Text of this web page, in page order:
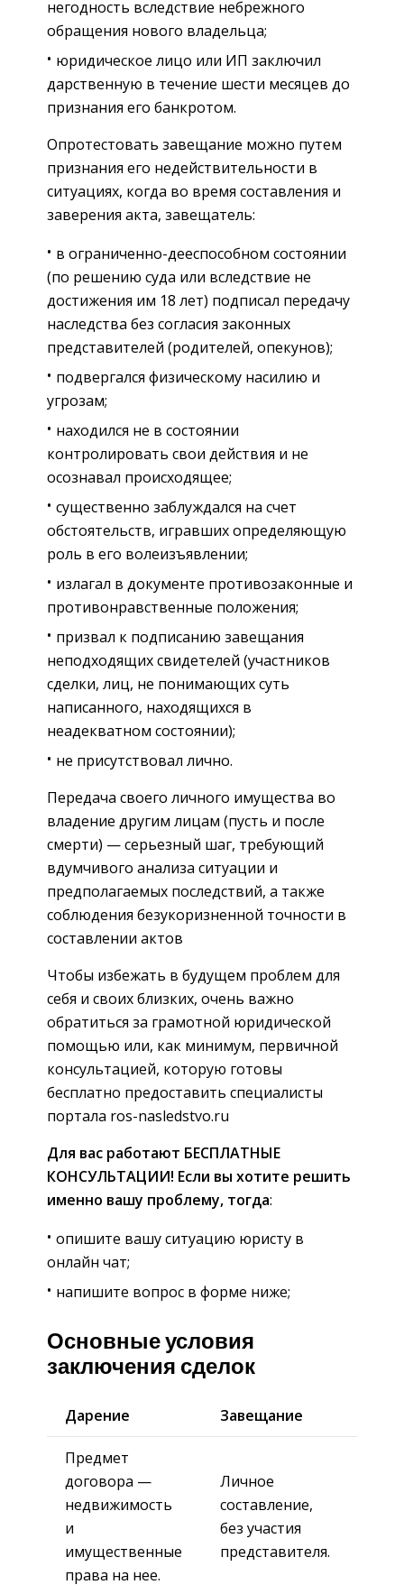
негодность вследствие небрежного
обращения нового владельца;
юридическое лицо или ИП заключил
дарственную в течение шести месяцев до
признания его банкротом.
Опротестовать завещание можно путем
признания его недействительности в
ситуациях, когда во время составления и
заверения акта, завещатель:
в ограниченно-дееспособном состоянии
(по решению суда или вследствие не
достижения им 18 лет) подписал передачу
наследства без согласия законных
представителей (родителей, опекунов);
подвергался физическому насилию и
угрозам;
находился не в состоянии
контролировать свои действия и не
осознавал происходящее;
существенно заблуждался на счет
обстоятельств, игравших определяющую
роль в его волеизъявлении;
излагал в документе противозаконные и
противонравственные положения;
призвал к подписанию завещания
неподходящих свидетелей (участников
сделки, лиц, не понимающих суть
написанного, находящихся в
неадекватном состоянии);
не присутствовал лично.
Передача своего личного имущества во
владение другим лицам (пусть и после
смерти) — серьезный шаг, требующий
вдумчивого анализа ситуации и
предполагаемых последствий, а также
соблюдения безукоризненной точности в
составлении актов
Чтобы избежать в будущем проблем для
себя и своих близких, очень важно
обратиться за грамотной юридической
помощью или, как минимум, первичной
консультацией, которую готовы
бесплатно предоставить специалисты
портала ros-nasledstvo.ru
Для вас работают БЕСПЛАТНЫЕ
КОНСУЛЬТАЦИИ! Если вы хотите решить
именно вашу проблему, тогда:
опишите вашу ситуацию юристу в
онлайн чат;
напишите вопрос в форме ниже;
Основные условия
заключения сделок
Дарение Завещание
Предмет
договора —
недвижимость
и
имущественные
права на нее.
Личное
составление,
без участия
представителя.